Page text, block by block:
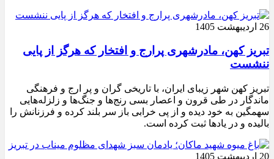
26 اردیبهشت 1405
تبریز کهن، مادرشهری پرارج و افتخار که هرگز از پایی
ننشست
تبریز کهن شهر زیبای ایران، با تاریخی گران و پر ارج و فرهنگی
ماندگار در طی قرون و اعصار بسی رنج‌ها و جنگ‌ها و زلزله‌هایی
سهمگین به خود دیده و از پی خرابی باز سر بلند کرده و فرزنانش را
بالیده و در یادها ثبت کرده است.
20 اردیبهشت 1405